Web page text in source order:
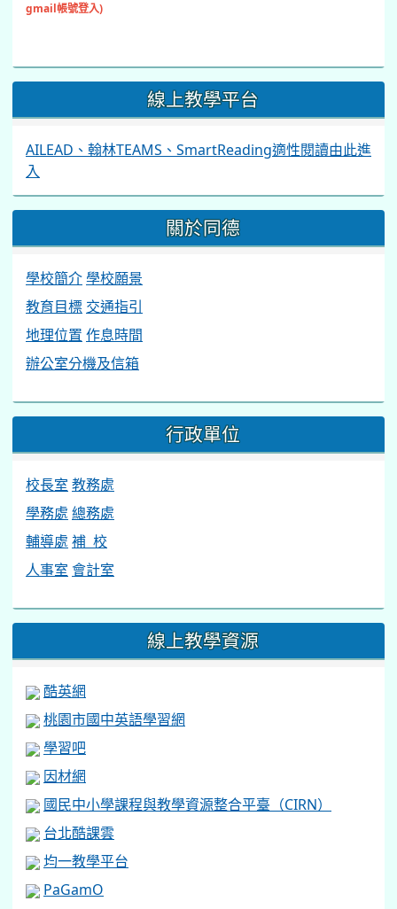
gmail帳號登入)
線上教學平台
AILEAD、翰林TEAMS、SmartReading適性閱讀由此進
入
關於同德
學校簡介學校願景
教育目標 交通指引
地理位置 作息時間
辦公室分機及信箱
行政單位
校長室 教務處
學務處 總務處
輔導處 補 校
人事室 會計室
線上教學資源
酷英網
桃園市國中英語學習網
學習吧
因材網
國民中小學課程與教學資源整合平臺（CIRN）
台北酷課雲
均一教學平台
PaGamO